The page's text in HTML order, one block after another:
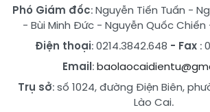
Phó Giám đốc:Nguyễn Tiến Tuấn -
- Bùi Minh Đức- Nguyễn Quốc Chiến
Điện thoại: 0214.3842.648 - Fax :
Email:
Trụ sở: số 1024, đường Điện Biên,
Lào Cai.